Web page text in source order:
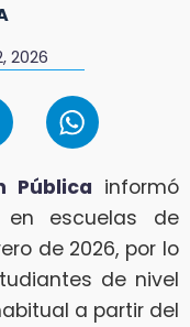
2026
Pública informó
escuelas de
de 2026, por lo
de nivel
a partir del